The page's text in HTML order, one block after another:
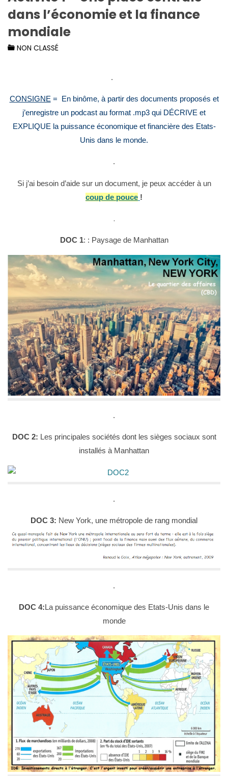
dans l’économie et la finance
mondiale
NON CLASSÉ
.
CONSIGNE = En binôme, à partir des documents proposés et
j’enregistre un podcast au format .mp3 qui DÉCRIVE et
EXPLIQUE la puissance économique et financière des Etats-
Unis dans le monde.
.
Si j’ai besoin d’aide sur un document, je peux accéder à un
coup de pouce !
.
DOC 1: : Paysage de Manhattan
.
DOC 2: Les principales sociétés dont les sièges sociaux sont
installés à Manhattan
.
DOC 3: New York, une métropole de rang mondial
.
DOC 4:La puissance économique des Etats-Unis dans le
monde